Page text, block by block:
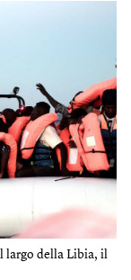
largo della Libia, il